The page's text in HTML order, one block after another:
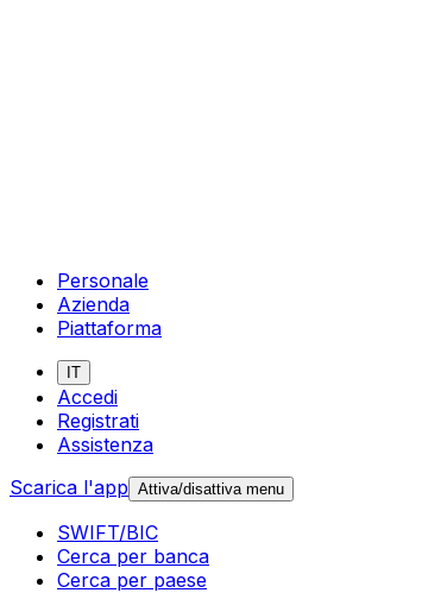
Personale
Azienda
Piattaforma
IT
Accedi
Registrati
Assistenza
Scarica l'app Attiva/disattiva menu
SWIFT/BIC
Cerca per banca
Cerca per paese